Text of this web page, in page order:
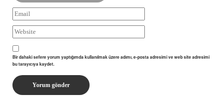
Bir dahaki sefere yorum yaptığımda kullanılmak üzere adımı, e-posta adresimi ve web site adresimi
bu tarayıcıya kaydet.